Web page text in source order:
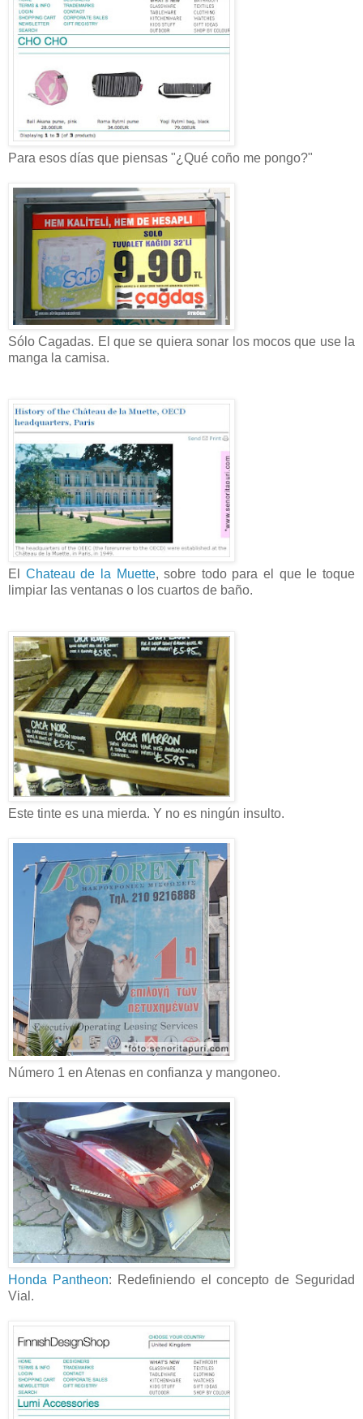
Para esos días que piensas "¿Qué coño me pongo?"
Sólo Cagadas. El que se quiera sonar los mocos que use la
manga la camisa.
El Chateau de la Muette, sobre todo para el que le toque
limpiar las ventanas o los cuartos de baño.
Este tinte es una mierda. Y no es ningún insulto.
Número 1 en Atenas en confianza y mangoneo.
Honda Pantheon: Redefiniendo el concepto de Seguridad
Vial.